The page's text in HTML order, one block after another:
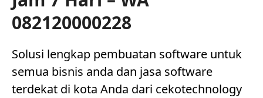
082120000228
Solusi lengkap pembuatan software untuk
semua bisnis anda dan jasa software
terdekat di kota Anda dari cekotechnology